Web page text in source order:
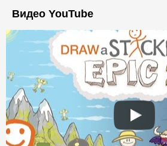
Видео YouTube